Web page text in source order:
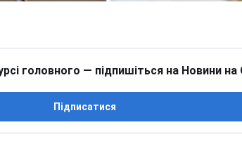
головного — підпишіться на Новини на
Підписатися